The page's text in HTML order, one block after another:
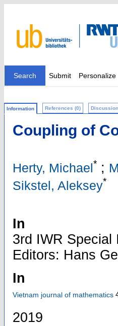
Search Submit Personalize
Information References (0)
Coupling of
Herty, Michael* ;
Sikstel, Aleksey*
In
3rd IWR Special
Editors: Hans
In
Vietnam journal of mathematics
2019